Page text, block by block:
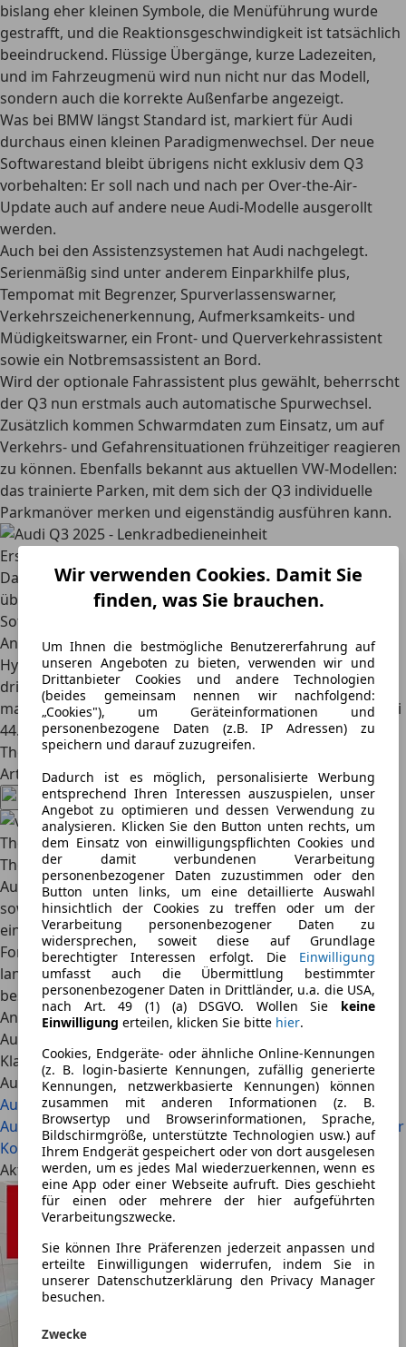
Wir verwenden Cookies. Damit Sie
finden, was Sie brauchen.
Um Ihnen die bestmögliche Benutzererfahrung auf
unseren Angeboten zu bieten, verwenden wir und
Drittanbieter Cookies und andere Technologien
(beides gemeinsam nennen wir nachfolgend:
„Cookies"), um Geräteinformationen und
personenbezogene Daten (z.B. IP Adressen) zu
speichern und darauf zuzugreifen.
Dadurch ist es möglich, personalisierte Werbung
entsprechend Ihren Interessen auszuspielen, unser
Angebot zu optimieren und dessen Verwendung zu
analysieren. Klicken Sie den Button unten rechts, um
dem Einsatz von einwilligungspflichten Cookies und
der damit verbundenen Verarbeitung
personenbezogener Daten zuzustimmen oder den
Button unten links, um eine detaillierte Auswahl
hinsichtlich der Cookies zu treffen oder um der
Verarbeitung personenbezogener Daten zu
widersprechen, soweit diese auf Grundlage
berechtigter Interessen erfolgt. Die Einwilligung
umfasst auch die Übermittlung bestimmter
personenbezogener Daten in Drittländer, u.a. die USA,
nach Art. 49 (1) (a) DSGVO. Wollen Sie keine
Einwilligung erteilen, klicken Sie bitte hier.
Cookies, Endgeräte- oder ähnliche Online-Kennungen
(z. B. login-basierte Kennungen, zufällig generierte
Kennungen, netzwerkbasierte Kennungen) können
zusammen mit anderen Informationen (z. B.
Browsertyp und Browserinformationen, Sprache,
Bildschirmgröße, unterstützte Technologien usw.) auf
Ihrem Endgerät gespeichert oder von dort ausgelesen
werden, um es jedes Mal wiederzuerkennen, wenn es
eine App oder einer Webseite aufruft. Dies geschieht
für einen oder mehrere der hier aufgeführten
Verarbeitungszwecke.
Sie können Ihre Präferenzen jederzeit anpassen und
erteilte Einwilligungen widerrufen, indem Sie in
unserer Datenschutzerklärung den Privacy Manager
besuchen.
Zwecke
bislang eher kleinen Symbole, die Menüführung wurde
gestrafft, und die Reaktionsgeschwindigkeit ist tatsächlich
beeindruckend. Flüssige Übergänge, kurze Ladezeiten,
und im Fahrzeugmenü wird nun nicht nur das Modell,
sondern auch die korrekte Außenfarbe angezeigt.
Was bei BMW längst Standard ist, markiert für Audi
durchaus einen kleinen Paradigmenwechsel. Der neue
Softwarestand bleibt übrigens nicht exklusiv dem Q3
vorbehalten: Er soll nach und nach per Over-the-Air-
Update auch auf andere neue Audi-Modelle ausgerollt
werden.
Auch bei den Assistenzsystemen hat Audi nachgelegt.
Serienmäßig sind unter anderem Einparkhilfe plus,
Tempomat mit Begrenzer, Spurverlassenswarner,
Verkehrszeichenerkennung, Aufmerksamkeits- und
Müdigkeitswarner, ein Front- und Querverkehrassistent
sowie ein Notbremsassistent an Bord.
Wird der optionale Fahrassistent plus gewählt, beherrscht
der Q3 nun erstmals auch automatische Spurwechsel.
Zusätzlich kommen Schwarmdaten zum Einsatz, um auf
Verkehrs- und Gefahrensituationen frühzeitiger reagieren
zu können. Ebenfalls bekannt aus aktuellen VW-Modellen:
das trainierte Parken, mit dem sich der Q3 individuelle
Parkmanöver merken und eigenständig ausführen kann.
Erstes Fazit
Das neue Audi Q3 SUV hinterlässt im Erstkontakt einen
überzeugenden Eindruck. Bei Innenraumqualität und
Software hat Audi spürbar nachgelegt, das
Antriebsportfolio ist mit Benzin-, Diesel- und
Hybridoptionen breit aufgestellt. Auch optisch macht die
dritte Generation des Q3 einen adretten Eindruck und
macht Lust auf mehr. Die Preise starten in Deutschland bei
44.600 Euro, der Bestellstart ist bereits erfolgt. (Text:
Thomas Vogelhuber, Rudolf Bögel | Bilder: Hersteller)
Artikel teilen
Thomas Vogelhuber
Thomas Vogelhuber ist seit März 2019 Chefredakteur des
AutoScout24 Magazins und verantwortet die inhaltliche
sowie strategische Ausrichtung der Redaktion
einschließlich der Weiterentwicklung aller Content-
Formate, insbesondere im Bereich Video. Er verfügt über
langjährige Erfahrung im Automobiljournalismus und
beschäftigt sich mit aktuellen Mobilitätstrends, neuen
Antriebstechnologien sowie der Entwicklung des
Automobilmarktes. Privat fährt er eine Mercedes-Benz S-
Klasse S 450 4Matic W221.
Auch interessant
Audi A6 vs. BMW 5er: Welcher Business-Gleiter ist besser?
Audi A6 vs. Mercedes E-Klasse: Welches Modell bietet mehr
Komfort?
Aktuelle Angebote